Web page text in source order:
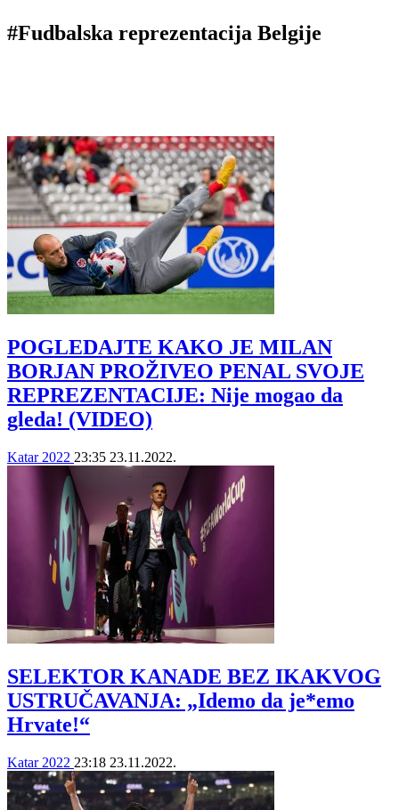
#Fudbalska reprezentacija Belgije
POGLEDAJTE KAKO JE MILAN
BORJAN PROŽIVEO PENAL SVOJE
REPREZENTACIJE: Nije mogao da
gleda! (VIDEO)
Katar 2022 23:35 23.11.2022.
SELEKTOR KANADE BEZ IKAKVOG
USTRUČAVANJA: „Idemo da je*emo
Hrvate!“
Katar 2022 23:18 23.11.2022.